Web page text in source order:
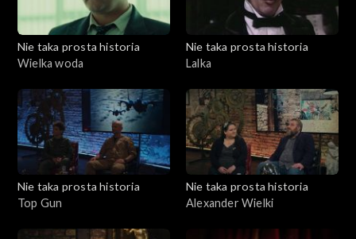
Nie taka prosta historia
Wielka woda
Nie taka prosta historia
Lalka
Nie taka prosta historia
Top Gun
Nie taka prosta historia
Alexander Wielki